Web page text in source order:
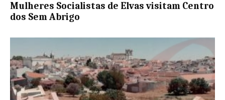
Mulheres Socialistas de Elvas visitam Centro
dos Sem Abrigo